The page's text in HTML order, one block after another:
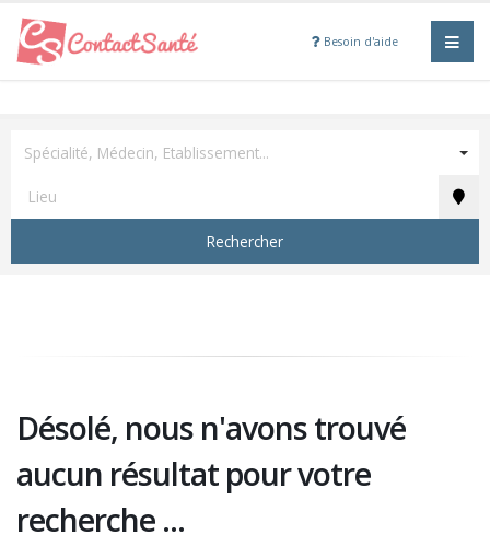
Besoin d'aide
Spécialité, Médecin, Etablissement...
Rechercher
Désolé, nous n'avons trouvé
aucun résultat pour votre
recherche ...